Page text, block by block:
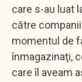
care s-au luat
către
momentul de
înmagazinaţi,
care îl aveam